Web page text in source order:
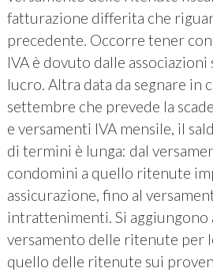
fatturazione differita che
precedente. Occorre tener
IVA è dovuto dalle associazioni
lucro. Altra data da segnare in
settembre che prevede la
e versamenti IVA mensile, il
di termini è lunga: dal
condomini a quello ritenute
assicurazione, fino al
intrattenimenti. Si aggiungono
versamento delle ritenute per
quello delle ritenute sui